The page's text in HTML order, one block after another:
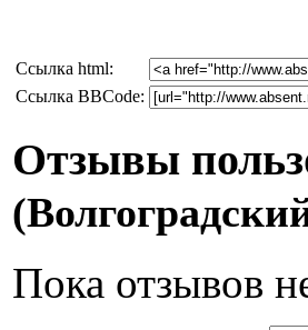
Cсылка html:
Ссылка BBCode:
Отзывы
Пока отзывов